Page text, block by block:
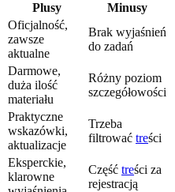
Plusy
Minusy
Oficjalność,
zawsze
aktualne
Brak wyjaśnień
do zadań
Darmowe,
duża ilość
materiału
Różny poziom
szczegółowości
Praktyczne
wskazówki,
aktualizacje
Trzeba
filtrować treści
Eksperckie,
klarowne
Część treści za
rejestracją